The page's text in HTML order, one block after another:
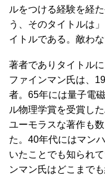
ルをつける経験を経
う、そのタイトルは
イトルである。敵わな
著者でありタイトル
ファインマン氏は、
者。65年には量子電
ル物理学賞を受賞し
ユーモラスな著作も
た。40年代にはマン
いたことでも知られ
ンマン氏はどこまで